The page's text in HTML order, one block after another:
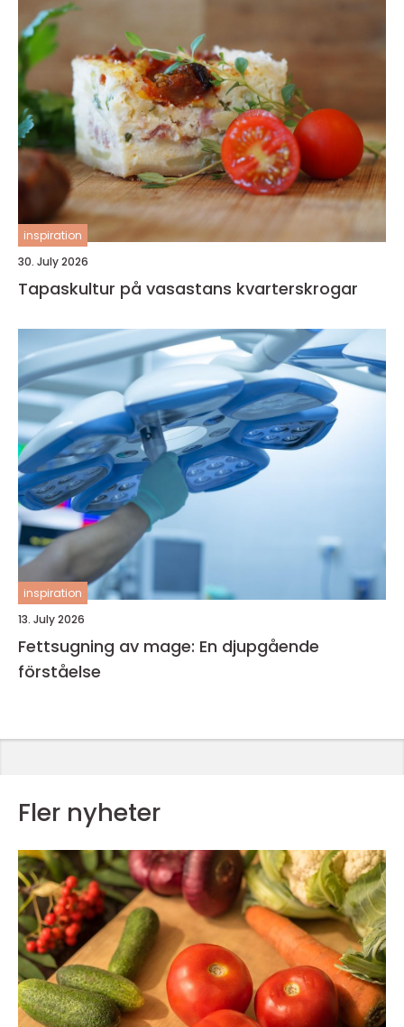
inspiration
30. July 2026
Tapaskultur på vasastans kvarterskrogar
inspiration
13. July 2026
Fettsugning av mage: En djupgående
förståelse
Fler nyheter